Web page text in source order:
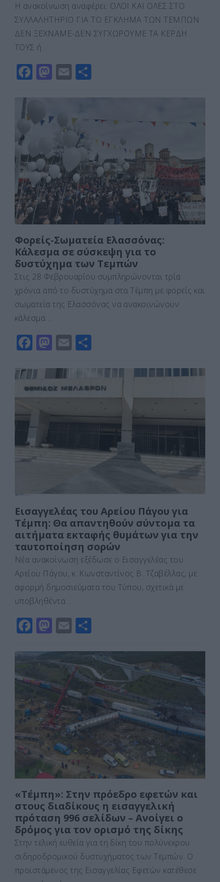
Η ανακοίνωση αναφέρει: ΟΛΟΙ ΚΑΙ ΟΛΕΣ ΣΤΟ
ΣΥΛΛΑΛΗΤΗΡΙΟ ΓΙΑ ΤΟ ΕΓΚΛΗΜΑ ΤΩΝ ΤΕΜΠΩΝ
ΔΕΝ ΞΕΧΝΑΜΕ-ΔΕΝ ΣΥΓΧΩΡΟΥΜΕ ΤΑ ΚΕΡΔΗ
ΤΟΥΣ ή …
F
c
e
o
o
k
M
o
d
o
n
E
ai
l
ρ
α
σ
τε
ίτ
ε
Φορείς-Σωματεία Ελασσόνας:
Κάλεσμα σε σύσκεψη για το
δυστύχημα των Τεμπών
Στις 28 Φεβρουαρίου συμπληρώνονται τρία
χρόνια από το δυστύχημα στα Τέμπη με φορείς και
σωματεία της Ελασσόνας να ανακοινώνουν
κάλεσμα …
F
c
e
b
o
o
k
M
st
o
o
E
ai
l
ρ
α
τε
ε
Εισαγγελέας του Αρείου Πάγου για
Τέμπη: Θα απαντηθούν σύντομα τα
αιτήματα εκταφής θυμάτων για την
ταυτοποίηση σορών
Νέα ανακοίνωση εξέδωσε ο Εισαγγελέας του
Αρείου Πάγου, κ. Κωνσταντίνος Β. Τζαβέλλας, με
αφορμή δημοσιεύματα του Τύπου, σχετικά με
υποβληθέντα …
F
c
b
o
o
k
M
st
d
o
n
E
ai
l
ρ
α
σ
τε
ίτ
ε
«Τέμπη»: Στην πρόεδρο εφετών και
στους διαδίκους η εισαγγελική
πρόταση 996 σελίδων – Aνοίγει ο
δρόμος για τον ορισμό της δίκης
Στην τελική ευθεία για τη δίκη του πολύνεκρου
σιδηροδρομικού δυστυχήματος των Τεμπών. Ο
προϊστάμενος της Εισαγγελίας Εφετών κατέθεσε